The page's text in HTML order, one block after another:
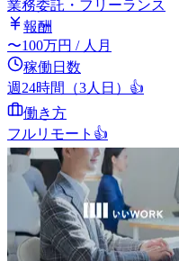
業務委託・フリーランス
報酬
〜100万円 / 人月
稼働日数
週24時間（3人日） 👍
働き方
フルリモート 👍